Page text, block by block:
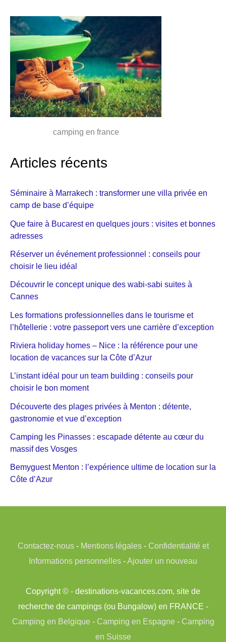
camping en france
Articles récents
Séminaire à Marrakech : transformer une villa privée en
camp de base d’équipe
Que faire à Bucarest en quelques jours : visites et bonnes
adresses
Réserver un événement professionnel : conseils pour
choisir le lieu idéal
Découvrir le concept unique des wabi-sabi suites à
Cannes
Les formations professionnelles dans le tourisme et
l’hôtellerie : votre passeport vers une carrière d’exception
Riviera holiday homes – Nice : la référence pour une
location de vacances sur la Côte d’Azur
L’instant idéal pour un team building : conseils pour
choisir le bon moment
Découverte des plages privées à Menton : détente,
gastronomie et vue d’exception
Camping les Pinasses : escapade détente au cœur du
massif des Vosges
Bemyguest Menton : l’expérience ultime de location sur la
Côte d’Azur
Contactez-nous- Mentions légales- Confidentialité et
Informations personnelles -Ajouter un nouveau
Copyright © - destinations-vacances.com, site de
recherche de campings (ou Bungalow) en FRANCE -
Camping en Belgique- Camping en Espagne- Camping
en Suisse